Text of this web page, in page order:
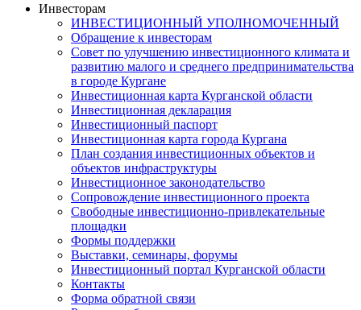
Инвесторам
ИНВЕСТИЦИОННЫЙ УПОЛНОМОЧЕННЫЙ
Обращение к инвесторам
Совет по улучшению инвестиционного климата и
развитию малого и среднего предпринимательства
в городе Кургане
Инвестиционная карта Курганской области
Инвестиционная декларация
Инвестиционный паспорт
Инвестиционная карта города Кургана
План создания инвестиционных объектов и
объектов инфраструктуры
Инвестиционное законодательство
Сопровождение инвестиционного проекта
Свободные инвестиционно-привлекательные
площадки
Формы поддержки
Выставки, семинары, форумы
Инвестиционный портал Курганской области
Контакты
Форма обратной связи